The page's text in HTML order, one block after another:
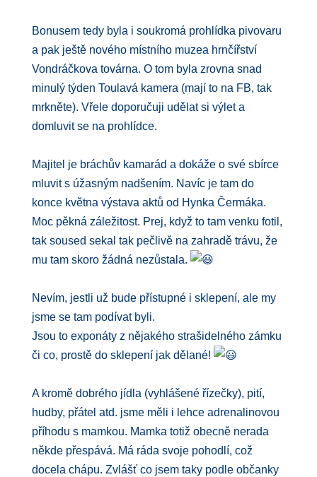
Bonusem tedy byla i soukromá prohlídka pivovaru
a pak ještě nového místního muzea hrnčířství
Vondráčkova továrna. O tom byla zrovna snad
minulý týden Toulavá kamera (mají to na FB, tak
mrkněte). Vřele doporučuji udělat si výlet a
domluvit se na prohlídce.
Majitel je bráchův kamarád a dokáže o své sbírce
mluvit s úžasným nadšením. Navíc je tam do
konce května výstava aktů od Hynka Čermáka.
Moc pěkná záležitost. Prej, když to tam venku fotil,
tak soused sekal tak pečlivě na zahradě trávu, že
mu tam skoro žádná nezůstala.
Nevím, jestli už bude přístupné i sklepení, ale my
jsme se tam podívat byli.
Jsou to exponáty z nějakého strašidelného zámku
či co, prostě do sklepení jak dělané!
A kromě dobrého jídla (vyhlášené řízečky), pití,
hudby, přátel atd. jsme měli i lehce adrenalinovou
příhodu s mamkou. Mamka totiž obecně nerada
někde přespává. Má ráda svoje pohodlí, což
docela chápu. Zvlášť co jsem taky podle občanky